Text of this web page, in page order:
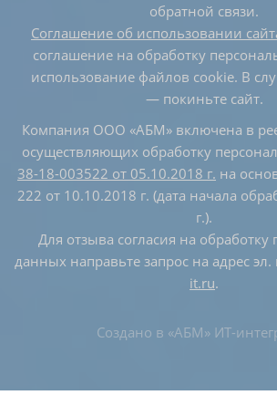
обратной связи.
Соглашение об использовании
соглашение на обработку
использование файлов cookie. В
— покиньте сайт.
Компания ООО «АБМ» включена в
осуществляющих обработку
38-18-003522 от 05.10.2018 г. на
222 от 10.10.2018 г. (дата начала
г.).
Для отзыва согласия на
данных направьте запрос на адрес эл.
it.ru.
Создано в «АБМ» ИТ-